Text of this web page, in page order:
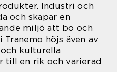
Industri och
och skapar en
miljö att bo och
höjs även av
kulturella
till en rik och varierad